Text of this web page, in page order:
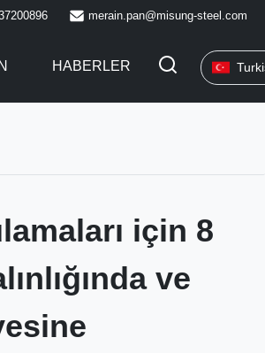
merain.pan@misung-steel.com
HABERLER
için 8
ve